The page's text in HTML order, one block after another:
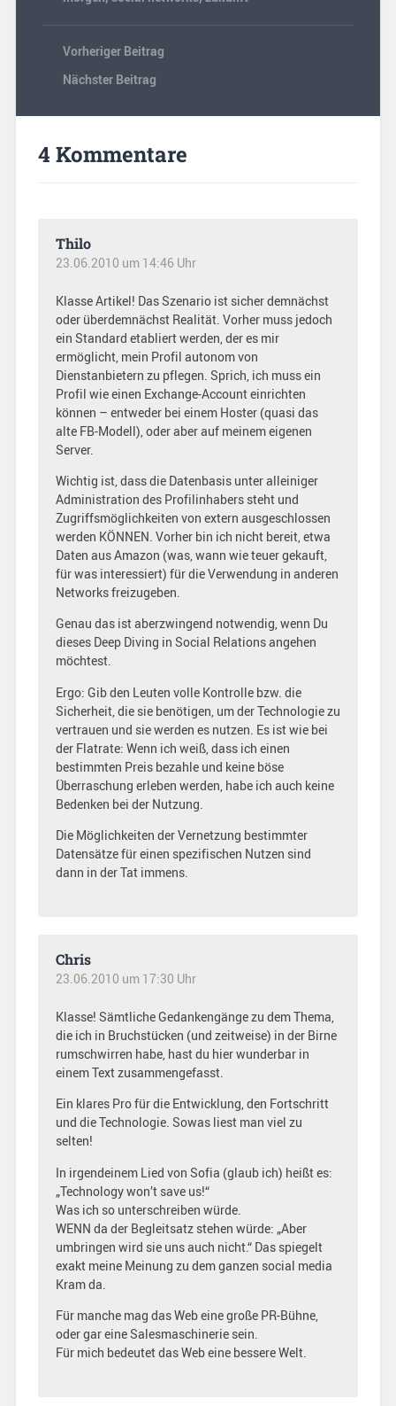
Vorheriger Beitrag
Nächster Beitrag
4 Kommentare
Thilo
23.06.2010 um 14:46 Uhr
Klasse Artikel! Das Szenario ist sicher demnächst
oder überdemnächst Realität. Vorher muss jedoch
ein Standard etabliert werden, der es mir
ermöglicht, mein Profil autonom von
Dienstanbietern zu pflegen. Sprich, ich muss ein
Profil wie einen Exchange-Account einrichten
können – entweder bei einem Hoster (quasi das
alte FB-Modell), oder aber auf meinem eigenen
Server.
Wichtig ist, dass die Datenbasis unter alleiniger
Administration des Profilinhabers steht und
Zugriffsmöglichkeiten von extern ausgeschlossen
werden KÖNNEN. Vorher bin ich nicht bereit, etwa
Daten aus Amazon (was, wann wie teuer gekauft,
für was interessiert) für die Verwendung in anderen
Networks freizugeben.
Genau das ist aberzwingend notwendig, wenn Du
dieses Deep Diving in Social Relations angehen
möchtest.
Ergo: Gib den Leuten volle Kontrolle bzw. die
Sicherheit, die sie benötigen, um der Technologie zu
vertrauen und sie werden es nutzen. Es ist wie bei
der Flatrate: Wenn ich weiß, dass ich einen
bestimmten Preis bezahle und keine böse
Überraschung erleben werden, habe ich auch keine
Bedenken bei der Nutzung.
Die Möglichkeiten der Vernetzung bestimmter
Datensätze für einen spezifischen Nutzen sind
dann in der Tat immens.
Chris
23.06.2010 um 17:30 Uhr
Klasse! Sämtliche Gedankengänge zu dem Thema,
die ich in Bruchstücken (und zeitweise) in der Birne
rumschwirren habe, hast du hier wunderbar in
einem Text zusammengefasst.
Ein klares Pro für die Entwicklung, den Fortschritt
und die Technologie. Sowas liest man viel zu
selten!
In irgendeinem Lied von Sofia (glaub ich) heißt es:
„Technology won’t save us!“
Was ich so unterschreiben würde.
WENN da der Begleitsatz stehen würde: „Aber
umbringen wird sie uns auch nicht.“ Das spiegelt
exakt meine Meinung zu dem ganzen social media
Kram da.
Für manche mag das Web eine große PR-Bühne,
oder gar eine Salesmaschinerie sein.
Für mich bedeutet das Web eine bessere Welt.